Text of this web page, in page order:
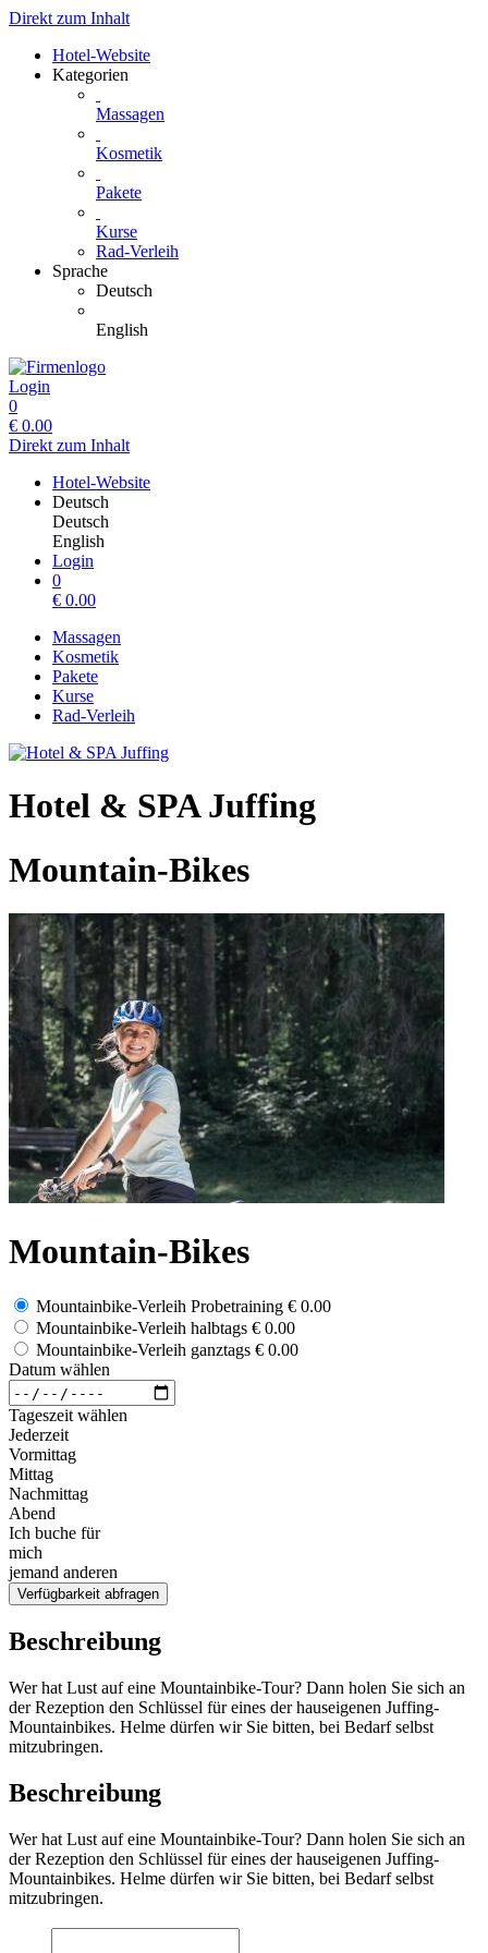
Direkt zum Inhalt
Hotel-Website
Kategorien
Massagen
Kosmetik
Pakete
Kurse
Rad-Verleih
Sprache
Deutsch
English
Login
0
€ 0.00
Direkt zum Inhalt
Hotel-Website
Deutsch
Deutsch
English
Login
0
€ 0.00
Massagen
Kosmetik
Pakete
Kurse
Rad-Verleih
Hotel & SPA Juffing
Mountain-Bikes
Mountain-Bikes
Mountainbike-Verleih Probetraining € 0.00
Mountainbike-Verleih halbtags € 0.00
Mountainbike-Verleih ganztags € 0.00
Datum wählen
Tageszeit wählen
Jederzeit
Vormittag
Mittag
Nachmittag
Abend
Ich buche für
mich
jemand anderen
Verfügbarkeit abfragen
Beschreibung
Wer hat Lust auf eine Mountainbike-Tour? Dann holen Sie sich an
der Rezeption den Schlüssel für eines der hauseigenen Juffing-
Mountainbikes. Helme dürfen wir Sie bitten, bei Bedarf selbst
mitzubringen.
Beschreibung
Wer hat Lust auf eine Mountainbike-Tour? Dann holen Sie sich an
der Rezeption den Schlüssel für eines der hauseigenen Juffing-
Mountainbikes. Helme dürfen wir Sie bitten, bei Bedarf selbst
mitzubringen.